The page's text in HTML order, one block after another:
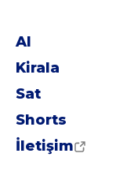
Al
Kirala
Sat
Shorts
İletişim